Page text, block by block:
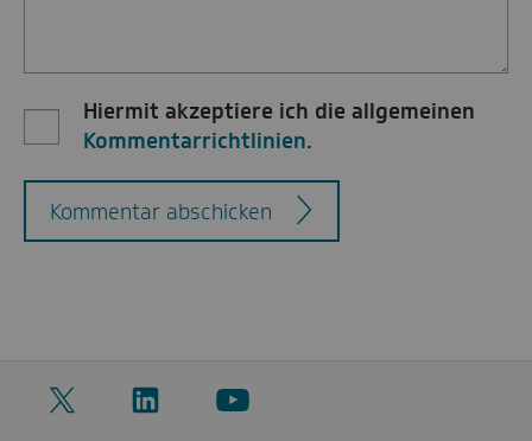
Hiermit akzeptiere ich die allgemeinen
Kommentarrichtlinien.
Kommentar abschicken
Twitter
LinkedIn
YouTube